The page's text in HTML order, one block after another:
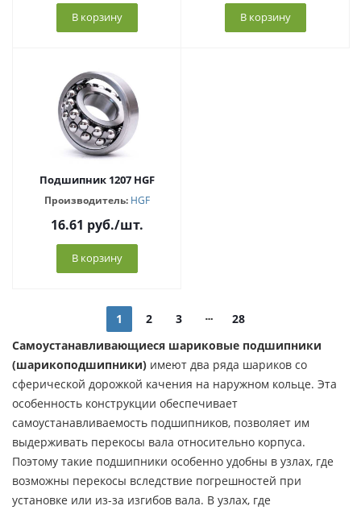
В корзину В корзину
Подшипник 1207 HGF
Производитель: HGF
16.61 руб./шт.
В корзину
1 2 3
28
Самоустанавливающиеся шариковые подшипники
(шарикоподшипники) имеют два ряда шариков со
сферической дорожкой качения на наружном кольце. Эта
особенность конструкции обеспечивает
самоустанавливаемость подшипников, позволяет им
выдерживать перекосы вала относительно корпуса.
Поэтому такие подшипники особенно удобны в узлах, где
возможны перекосы вследствие погрешностей при
установке или из-за изгибов вала. В узлах, где